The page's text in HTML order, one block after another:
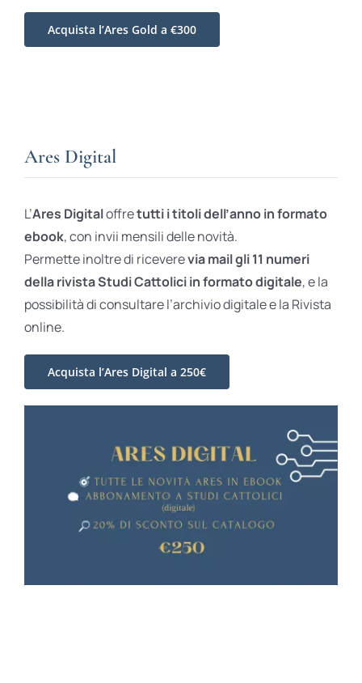
Acquista l’Ares Gold a €300
Ares Digital
L’Ares Digitaloffretutti i titoli dell’anno in formato
ebook, con invii mensili delle novità.
Permette inoltre di riceverevia mail gli 11 numeri
della rivista Studi Cattolici in formato digitale, e la
possibilità di consultare l’archivio digitale e la Rivista
online.
Acquista l’Ares Digital a 250€